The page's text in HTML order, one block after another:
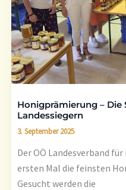
Honigprämierung – Die
Landessiegern
3. September 2025
Der OÖ Landesverband
ersten Mal die feinsten
Gesucht werden die
den
Landessiegern